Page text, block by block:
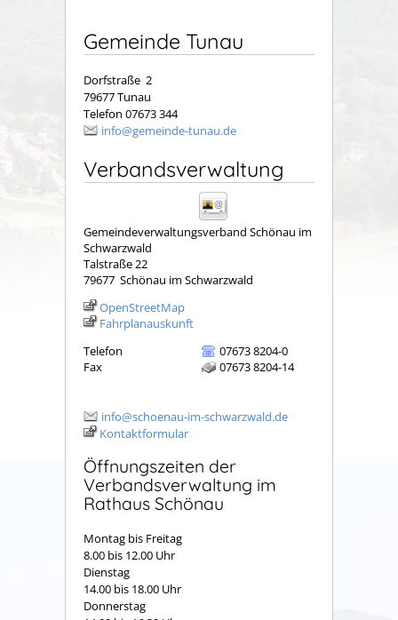
Gemeinde Tunau
Dorfstraße 2
79677 Tunau
Telefon 07673 344
info@gemeinde-tunau.de
Verbandsverwaltung
Gemeindeverwaltungsverband Schönau im
Schwarzwald
Talstraße 22
79677 Schönau im Schwarzwald
OpenStreetMap
Fahrplanauskunft
Telefon
07673 8204-0
Fax
07673 8204-14
info@schoenau-im-schwarzwald.de
Kontaktformular
Öffnungszeiten der
Verbandsverwaltung im
Rathaus Schönau
Montag bis Freitag
8.00 bis 12.00 Uhr
Dienstag
14.00 bis 18.00 Uhr
Donnerstag